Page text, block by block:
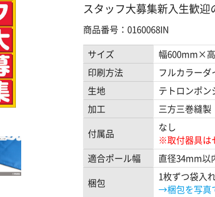
スタッフ大募集新入生歓
商品番号：0160068IN
サイズ
幅600mm×
印刷方法
フルカラー
生地
テトロンポン
加工
三方三巻縫製
付属品
なし
※取付器具は
適合ポール幅
直径34mm以
梱包
1枚ずつ袋入
→梱包を写真